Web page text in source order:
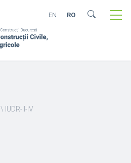
EN RO
\ IUDR-II-IV